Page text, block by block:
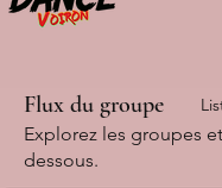
Flux du groupe
Explorez les groupes
dessous.